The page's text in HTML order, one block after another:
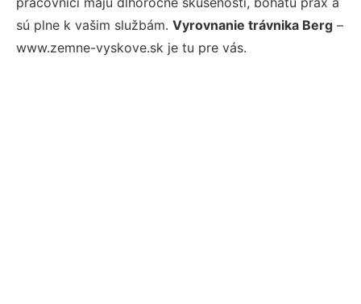
sú plne k vašim službám. Vyrovnanie trávnika Berg –
www.zemne-vyskove.sk je tu pre vás.